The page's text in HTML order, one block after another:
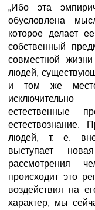
„Ибо эта
обусловлена
которое делает
собственный
совместной
людей,
и том же
исключительно
естественные
естествознание.
людей, т. е.
выступает
рассмотрения
происходит это
воздействия на
характер, мы